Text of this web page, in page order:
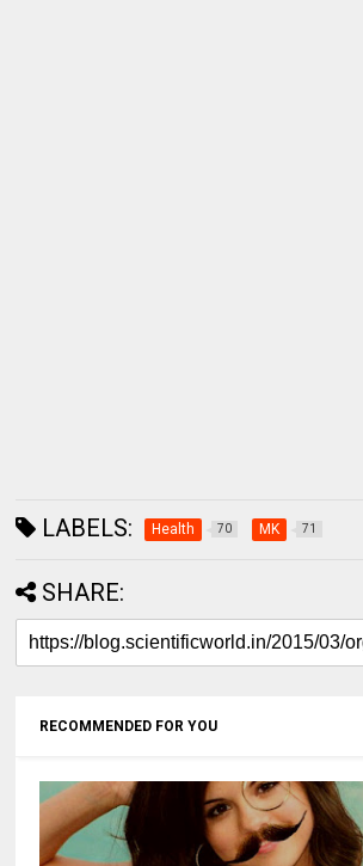
LABELS: Health 70 MK 71
SHARE:
RECOMMENDED FOR YOU